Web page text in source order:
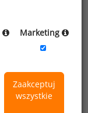
Marketing
Zaakceptuj
wszystkie